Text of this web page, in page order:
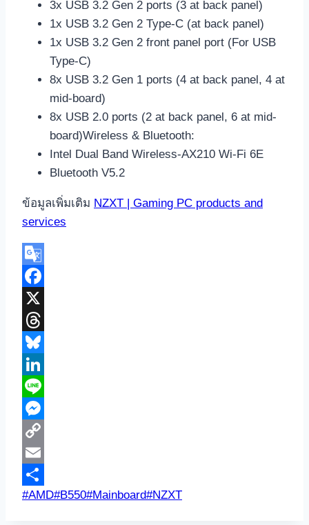
3x USB 3.2 Gen 2 ports (3 at back panel)
1x USB 3.2 Gen 2 Type-C (at back panel)
1x USB 3.2 Gen 2 front panel port (For USB
Type-C)
8x USB 3.2 Gen 1 ports (4 at back panel, 4 at
mid-board)
8x USB 2.0 ports (2 at back panel, 6 at mid-
board)Wireless & Bluetooth:
Intel Dual Band Wireless-AX210 Wi-Fi 6E
Bluetooth V5.2
ข้อมูลเพิ่มเติม NZXT | Gaming PC products and
services
Google
Translate
Facebook
X
Threads
Bluesky
LinkedIn
Line
Messenger
Copy
Link
Email
Share
Post
#AMD#B550#Mainboard#NZXT